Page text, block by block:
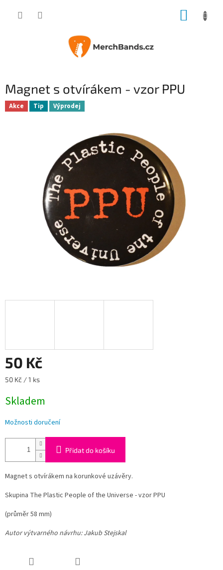
Magnet s otvírákem - vzor PPU
Akce Tip Výprodej
50 Kč
Měrná
50 Kč / 1 ks
Skladem
Možnosti doručení
Přidat do košíku
Magnet s otvírákem na korunkové uzávěry.
Skupina The Plastic People of the Universe - vzor PPU
(průměr 58 mm)
Autor výtvarného návrhu: Jakub Stejskal